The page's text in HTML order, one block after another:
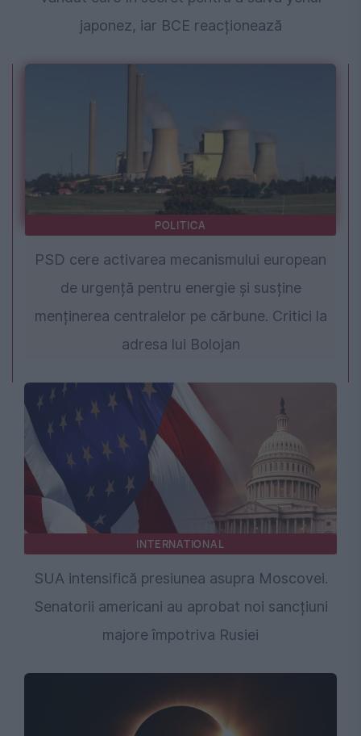
japonez, iar BCE reacționează
POLITICA
PSD cere activarea mecanismului european
de urgență pentru energie și susține
menținerea centralelor pe cărbune. Critici la
adresa lui Bolojan
INTERNATIONAL
SUA intensifică presiunea asupra Moscovei.
Senatorii americani au aprobat noi sancțiuni
majore împotriva Rusiei